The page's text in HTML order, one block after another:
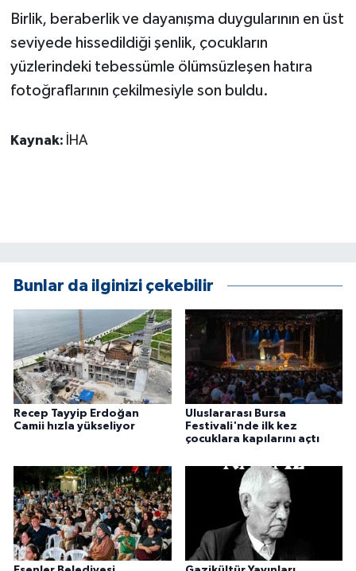
Birlik, beraberlik ve dayanışma duygularının en üst
seviyede hissedildiği şenlik, çocukların
yüzlerindeki tebessümle ölümsüzleşen hatıra
fotoğraflarının çekilmesiyle son buldu.
Kaynak: İHA
Bunlar da ilginizi çekebilir
Recep Tayyip Erdoğan
Camii hızla yükseliyor
Uluslararası Bursa
Festivali'nde ilk kez
çocuklara kapılarını açtı